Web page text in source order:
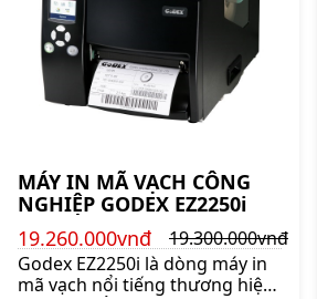
MÁY IN MÃ VẠCH CÔNG
NGHIỆP GODEX EZ2250i
19.260.000vnđ
19.300.000vnđ
Godex EZ2250i là dòng máy in
mã vạch nổi tiếng thương hiệu